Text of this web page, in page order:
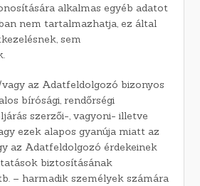
alkalmas egyéb adatot
nem tartalmazhatja, ez által
sem
az Adatfeldolgozó bizonyos
bírósági, rendőrségi
szerzői-, vagyoni- illetve
ezek alapos gyanúja miatt az
az Adatfeldolgozó érdekeinek
biztosításának
– harmadik személyek számára